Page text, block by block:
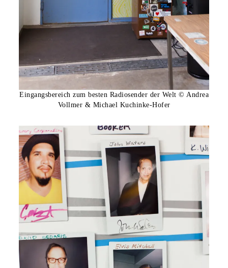
Eingangsbereich zum besten Radiosender der Welt © Andrea
Vollmer & Michael Kuchinke-Hofer